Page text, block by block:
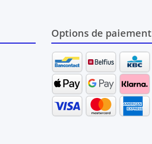
Options de paiement